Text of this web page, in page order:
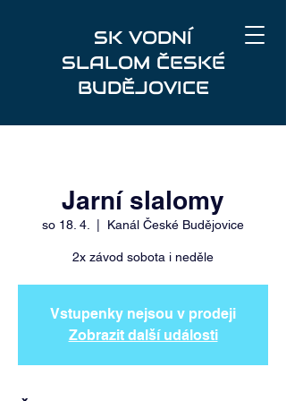
SK VODNÍ
SLALOM ČESKÉ
BUDĚJOVICE
Jarní slalomy
so 18. 4. Kanál České Budějovice
2x závod sobota i neděle
Vstupenky nejsou v prodeji
Zobrazit další události